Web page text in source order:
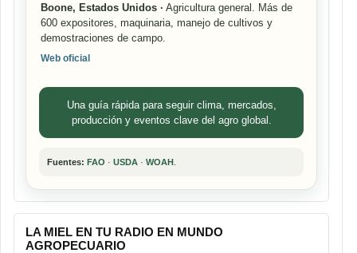
Boone, Estados Unidos · Agricultura general. Más de
600 expositores, maquinaria, manejo de cultivos y
demostraciones de campo.
Web oficial
Una guía rápida para seguir clima, mercados,
producción y eventos clave del agro global.
Fuentes: FAO · USDA · WOAH
LA MIEL EN TU RADIO EN MUNDO
AGROPECUARIO